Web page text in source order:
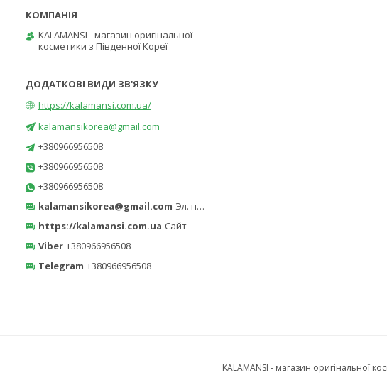
KALAMANSI - магазин оригінальної
косметики з Південної Кореї
https://kalamansi.com.ua/
kalamansikorea@gmail.com
+380966956508
+380966956508
+380966956508
kalamansikorea@gmail.com Эл. почта
https://kalamansi.com.ua Сайт
Viber +380966956508
Telegram +380966956508